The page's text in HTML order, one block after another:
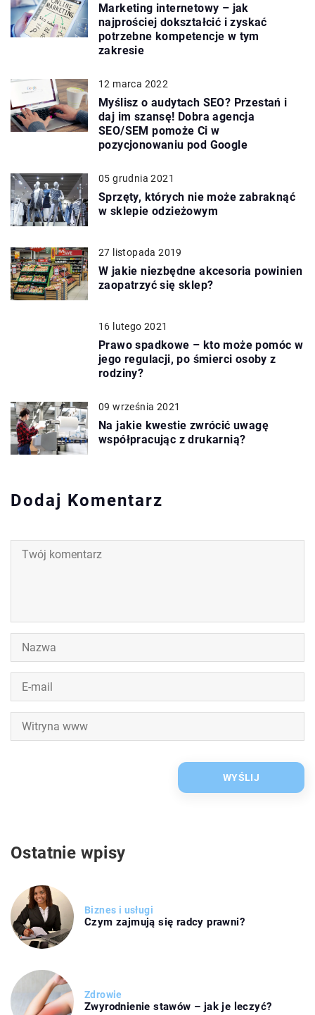
Marketing internetowy – jak
najprościej dokształcić i zyskać
potrzebne kompetencje w tym
zakresie
12 marca 2022
Myślisz o audytach SEO? Przestań i
daj im szansę! Dobra agencja
SEO/SEM pomoże Ci w
pozycjonowaniu pod Google
05 grudnia 2021
Sprzęty, których nie może zabraknąć
w sklepie odzieżowym
27 listopada 2019
W jakie niezbędne akcesoria powinien
zaopatrzyć się sklep?
16 lutego 2021
Prawo spadkowe – kto może pomóc w
jego regulacji, po śmierci osoby z
rodziny?
09 września 2021
Na jakie kwestie zwrócić uwagę
współpracując z drukarnią?
Dodaj Komentarz
Ostatnie wpisy
Biznes i usługi
Czym zajmują się radcy prawni?
Zdrowie
Zwyrodnienie stawów – jak je leczyć?